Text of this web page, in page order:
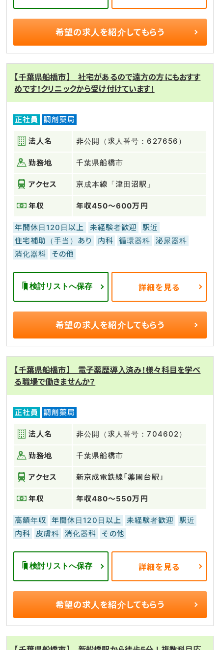
希望の求人を紹介してもらう
【千葉県船橋市】 社宅があるので遠方の方にもおすす
めです！クリニックから受け付けています！
正社員 調剤薬局
法人名 非公開（求人番号：627656）
勤務地 千葉県船橋市
アクセス 京成本線「津田沼駅」
年収 年収450～600万円
年間休日120日以上 未経験者歓迎
駅近
住宅補助（手当）あり
内科 循環器科
泌尿器科
消化器科
その他
検討リストへ保存 詳細を見る
希望の求人を紹介してもらう
【千葉県船橋市】 電子薬歴導入済み！様々科目を学べ
る職場で働きませんか？
正社員 調剤薬局
法人名 非公開（求人番号：704602）
勤務地 千葉県船橋市
アクセス 新京成電鉄線「薬園台駅」
年収 年収480～550万円
高額年収 年間休日120日以上 未経験者歓迎
駅近
内科
皮膚科 消化器科 その他
検討リストへ保存 詳細を見る
希望の求人を紹介してもらう